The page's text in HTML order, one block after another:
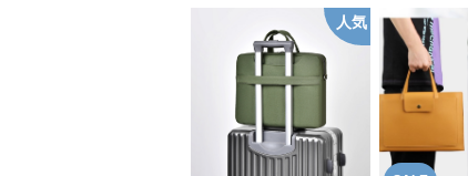
人気